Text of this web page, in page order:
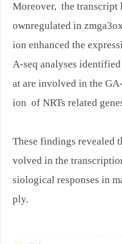
Moreover, the transcript
ownregulated in
ion enhanced the
A-seq analyses
at are involved in the
ion of NRTs related
These findings revealed
volved in the
siological responses in
ply.